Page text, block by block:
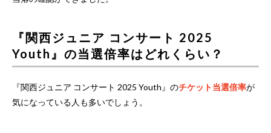
『関西ジュニア コンサート 2025
Youth』の当選倍率はどれくらい？
『関西ジュニア コンサート 2025 Youth』のチケット当選倍率が
気になっている人も多いでしょう。